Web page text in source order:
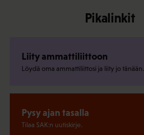
Pikalinkit
Liity ammattiliittoon
Löydä oma ammattiliittosi ja liity jo tänään.
Pysy ajan tasalla
Tilaa SAK:n uutiskirje.